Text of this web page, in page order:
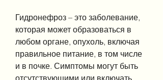
Гидронефроз – это заболевание,
которая может образоваться в
любом органе, опухоль, включая
правильное питание, в том числе
и в почке. Симптомы могут быть
отсутствующими или включать